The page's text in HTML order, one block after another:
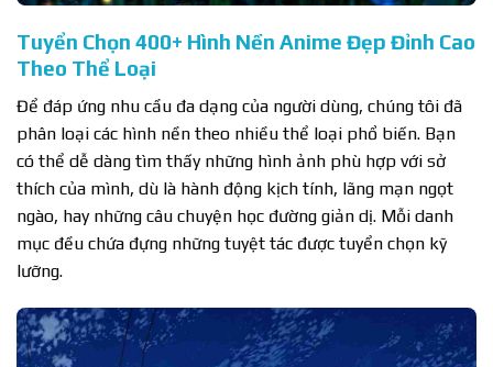
Tuyển Chọn 400+ Hình Nền Anime Đẹp Đỉnh Cao
Theo Thể Loại
Để đáp ứng nhu cầu đa dạng của người dùng, chúng tôi đã
phân loại các hình nền theo nhiều thể loại phổ biến. Bạn
có thể dễ dàng tìm thấy những hình ảnh phù hợp với sở
thích của mình, dù là hành động kịch tính, lãng mạn ngọt
ngào, hay những câu chuyện học đường giản dị. Mỗi danh
mục đều chứa đựng những tuyệt tác được tuyển chọn kỹ
lưỡng.